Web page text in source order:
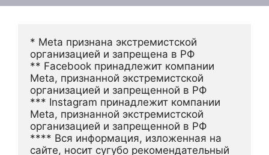
* Meta признана экстремистской
организацией и запрещена в РФ
** Facebook принадлежит компании
Meta, признанной экстремистской
организацией и запрещенной в РФ
*** Instagram принадлежит компании
Meta, признанной экстремистской
организацией и запрещенной в РФ
**** Вся информация, изложенная на
сайте, носит сугубо рекомендательный